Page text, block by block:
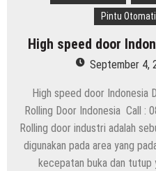
Pintu
High speed door
September 4,
High speed door
Rolling Door Indonesia Call :
Rolling door industri adalah
digunakan pada area yang
kecepatan buka dan